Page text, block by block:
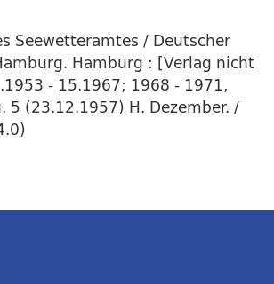
Seewetteramtes / Deutscher
Hamburg : [Verlag nicht
- 15.1967; 1968 - 1971,
5 (23.12.1957) H. Dezember. /